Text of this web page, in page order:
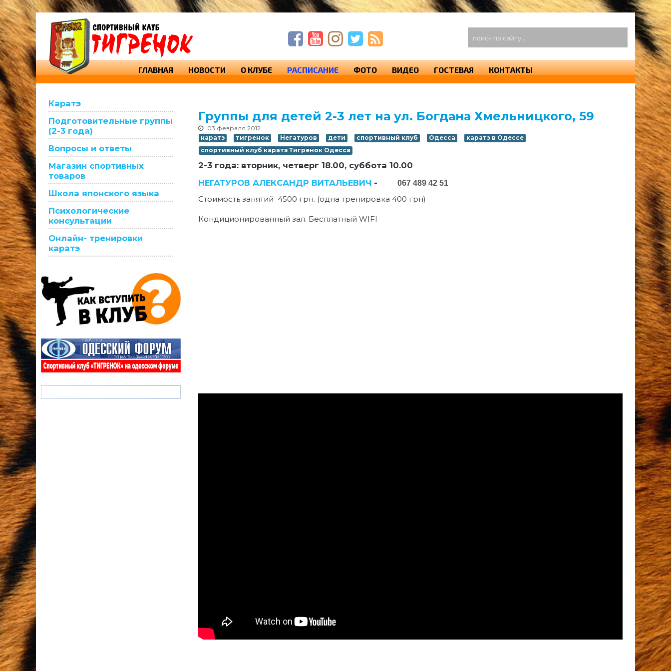
ГЛАВНАЯ НОВОСТИ О КЛУБЕ РАСПИСАНИЕ ФОТО ВИДЕО ГОСТЕВАЯ КОНТАКТЫ
Группы для детей 2-3 лет на ул. Богдана Хмельницкого, 59
03 февраля 2012
каратэ тигренок Негатуров дети спортивный клуб Одесса
каратэ в Одессе
спортивный клуб каратэ Тигренок Одесса
2-3 года: вторник, четверг 18.00, суббота 10.00
НЕГАТУРОВ АЛЕКСАНДР ВИТАЛЬЕВИЧ - 067 489 42 51
Стоимость занятий 4500 грн. (одна тренировка 400 грн)
Кондиционированный зал. Бесплатный WIFI
Каратэ
Подготовительные группы
(2-3 года)
Вопросы и ответы
Магазин спортивных
товаров
Школа японского языка
Психологические
консультации
Онлайн- тренировки
каратэ